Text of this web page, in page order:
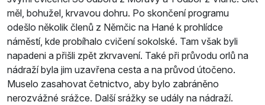
měl, bohužel, krvavou dohru. Po skončení programu
odešlo několik členů z Němčic na Hané k prohlídce
náměstí, kde probíhalo cvičení sokolské. Tam však byli
napadeni a přišli zpět zkrvavení. Také při průvodu orlů na
nádraží byla jim uzavřena cesta a na průvod útočeno.
Muselo zasahovat četnictvo, aby bylo zabráněno
nerozvážné srážce. Další srážky se udály na nádraží.